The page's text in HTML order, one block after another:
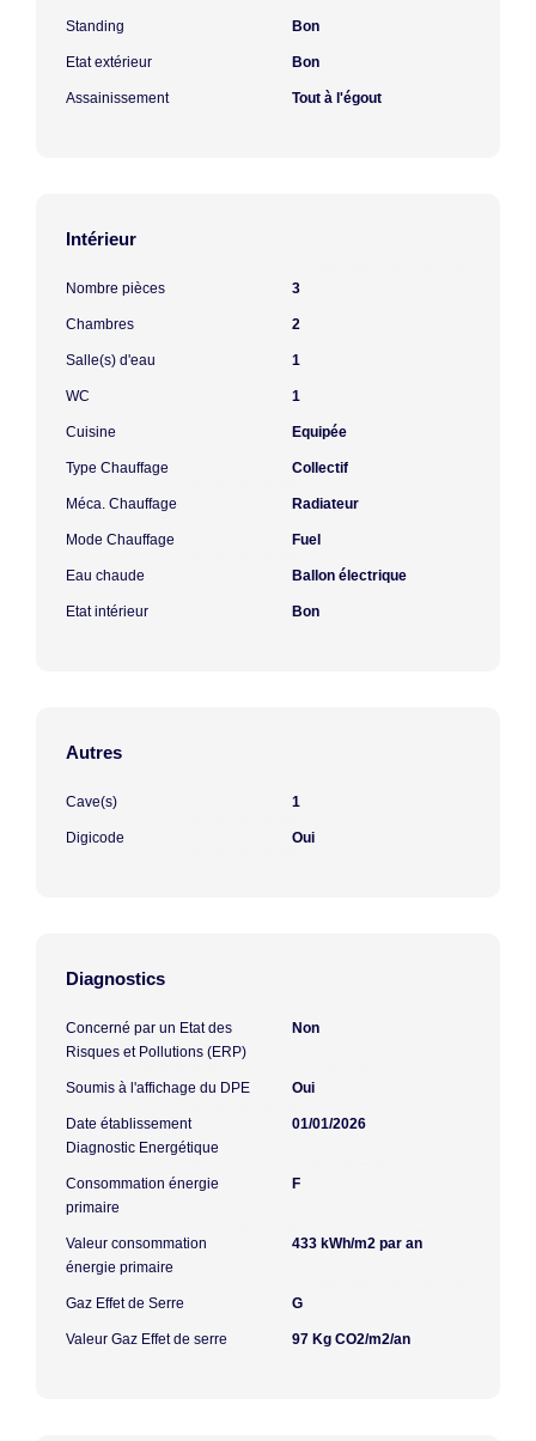
Standing Bon
Etat extérieur Bon
Assainissement Tout à l'égout
Intérieur
Nombre pièces 3
Chambres 2
Salle(s) d'eau 1
WC 1
Cuisine Equipée
Type Chauffage Collectif
Méca. Chauffage Radiateur
Mode Chauffage Fuel
Eau chaude Ballon électrique
Etat intérieur Bon
Autres
Cave(s) 1
Digicode Oui
Diagnostics
Concerné par un Etat des
Risques et Pollutions (ERP)
Non
Soumis à l'affichage du DPE Oui
Date établissement
Diagnostic Energétique
01/01/2026
Consommation énergie
primaire
F
Valeur consommation
énergie primaire
433 kWh/m2 par an
Gaz Effet de Serre G
Valeur Gaz Effet de serre 97 Kg CO2/m2/an